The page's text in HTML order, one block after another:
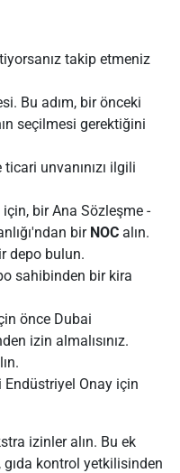
takip etmeniz
Bu adım, bir önceki
seçilmesi gerektiğini
unvanınızı ilgili
için, bir Ana Sözleşme -
bir NOC alın.
depo bulun.
sahibinden bir kira
önce Dubai
izin almalısınız.
Onay için
izinler alın. Bu ek
gıda kontrol yetkilisinden